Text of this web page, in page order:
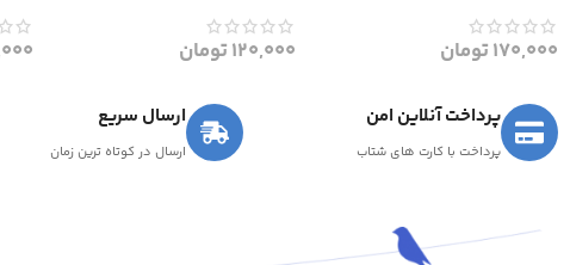
170,000تومان 120,000تومان
پرداخت آنلاین امن
پرداخت با کارت های شتاب
ارسال سریع
ارسال در کوتاه ترین زمان